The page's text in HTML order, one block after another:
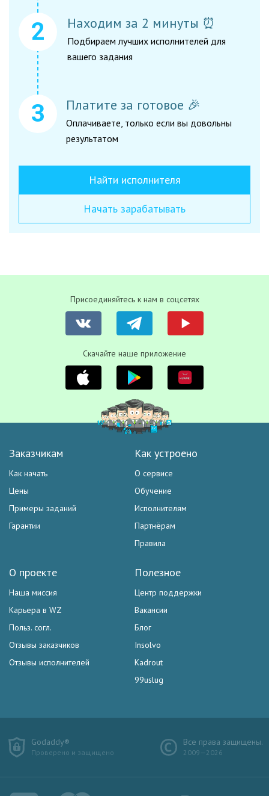
Находим за 2 минуты ⏰
Подбираем лучших исполнителей для
вашего задания
Платите за готовое 🎉
Оплачиваете, только если вы довольны
результатом
Найти исполнителя
Начать зарабатывать
Присоединяйтесь к нам в соцсетях
Скачайте наше приложение
Заказчикам
Как начать
Цены
Примеры заданий
Гарантии
Как устроено
О сервисе
Обучение
Исполнителям
Партнёрам
Правила
Полезное
Центр поддержки
Вакансии
Блог
Insolvo
Kadrout
99uslug
О проекте
Наша миссия
Карьера в WZ
Польз. согл.
Отзывы заказчиков
Отзывы исполнителей
Godaddy®
Проверено и защищено
Все права защищены.
2009—2026